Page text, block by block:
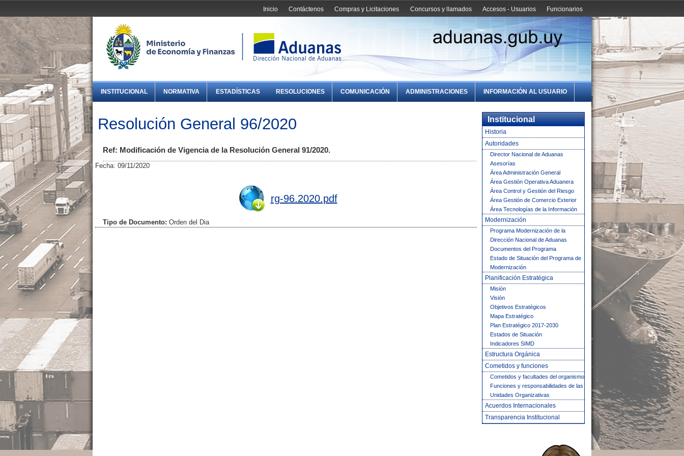
Funcionarios
Accesos - Usuarios
Concursos y llamados
Compras y Licitaciones
Contáctenos
Inicio
INSTITUCIONAL NORMATIVA ESTADÍSTICAS RESOLUCIONES COMUNICACIÓN ADMINISTRACIONES INFORMACIÓN AL USUARIO
Resolución General 96/2020
Ref: Modificación de Vigencia de la Resolución General 91/2020.
Fecha: 09/11/2020
rg-96.2020.pdf
Tipo de Documento: Orden del Dia
Institucional
Historia
Autoridades
Director Nacional de Aduanas
Asesorías
Área Administración General
Área Gestión Operativa Aduanera
Área Control y Gestión del Riesgo
Área Gestión de Comercio Exterior
Área Tecnologías de la Información
Modernización
Programa Modernización de la
Dirección Nacional de Aduanas
Documentos del Programa
Estado de Situación del Programa de
Modernización
Planificación Estratégica
Misión
Visión
Objetivos Estratégicos
Mapa Estratégico
Plan Estratégico 2017-2030
Estados de Situación
Indicadores SIMD
Estructura Orgánica
Cometidos y funciones
Cometidos y facultades del organismo
Funciones y responsabilidades de las
Unidades Organizativas
Acuerdos Internacionales
Transparencia Institucional